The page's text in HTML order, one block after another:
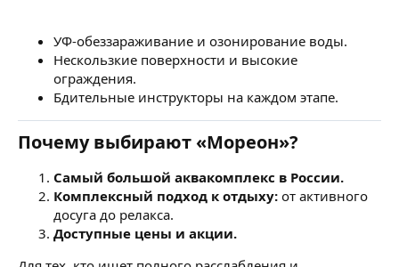
УФ-обеззараживание и озонирование воды.
Нескользкие поверхности и высокие
ограждения.
Бдительные инструкторы на каждом этапе.
Почему выбирают «Мореон»?
Самый большой аквакомплекс в России.
Комплексный подход к отдыху: от активного
досуга до релакса.
Доступные цены и акции.